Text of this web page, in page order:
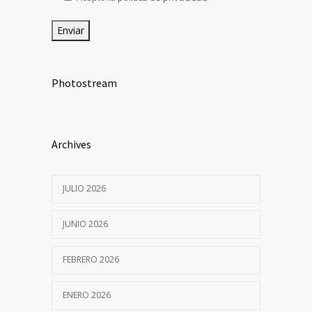
Photostream
Archives
JULIO 2026
JUNIO 2026
FEBRERO 2026
ENERO 2026